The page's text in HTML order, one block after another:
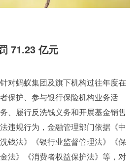
71.23 亿元
对蚂蚁集团及旗下机构过往年度在
保护、参与银行保险机构业务活
、履行反洗钱义务和开展基金销售
违规行为，金融管理部门依据《中
钱法》《银行业监督管理法》《保
法》《消费者权益保护法》等，对